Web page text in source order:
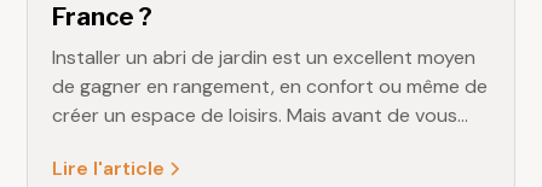
France ?
Installer un abri de jardin est un excellent moyen
de gagner en rangement, en confort ou même de
créer un espace de loisirs. Mais avant de vous
d’urbanisme en vigueur. Surface, hauteur,
Lire l'article